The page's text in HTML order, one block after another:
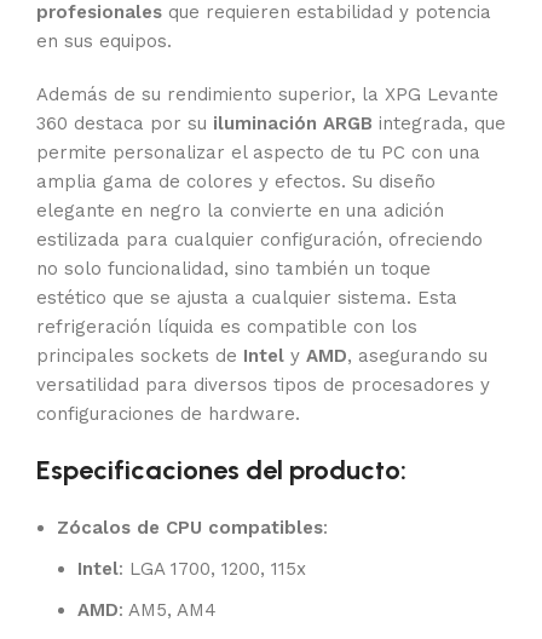
profesionales que requieren estabilidad y potencia
en sus equipos.
Además de su rendimiento superior, la XPG Levante
360 destaca por su iluminación ARGB integrada, que
permite personalizar el aspecto de tu PC con una
amplia gama de colores y efectos. Su diseño
elegante en negro la convierte en una adición
estilizada para cualquier configuración, ofreciendo
no solo funcionalidad, sino también un toque
estético que se ajusta a cualquier sistema. Esta
refrigeración líquida es compatible con los
principales sockets de Intel y AMD, asegurando su
versatilidad para diversos tipos de procesadores y
configuraciones de hardware.
Especificaciones del producto:
Zócalos de CPU compatibles:
Intel: LGA 1700, 1200, 115x
AMD: AM5, AM4